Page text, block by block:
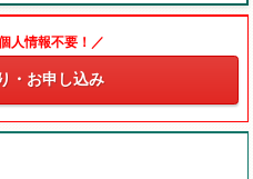
人情報不要！／
・お申し込み